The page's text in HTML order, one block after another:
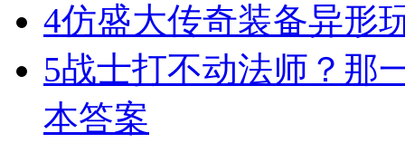
4仿盛大传奇装备异形
5战士打不动法师？那
本答案